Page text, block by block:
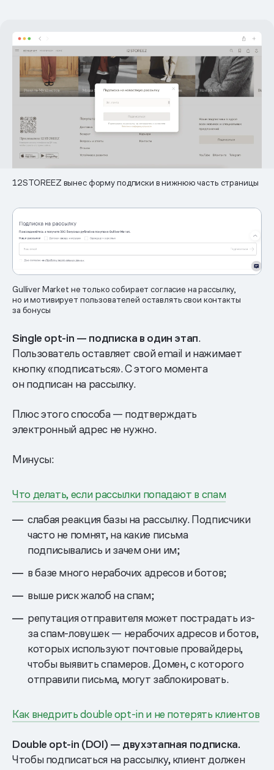
12STOREEZ вынес форму подписки в нижнюю часть страницы
Gulliver Market не только собирает согласие на рассылку,
но и мотивирует пользователей оставлять свои контакты
за бонусы
Single opt-in — подписка в один этап.
Пользователь оставляет свой email и нажимает
кнопку «подписаться». С этого момента
он подписан на рассылку.
Плюс этого способа — подтверждать
электронный адрес не нужно.
Минусы:
Что делать, если рассылки попадают в спам
слабая реакция базы на рассылку. Подписчики
часто не помнят, на какие письма
подписывались и зачем они им;
в базе много нерабочих адресов и ботов;
выше риск жалоб на спам;
репутация отправителя может пострадать из-
за спам-ловушек — нерабочих адресов и ботов,
которых используют почтовые провайдеры,
чтобы выявить спамеров. Домен, с которого
отправили письма, могут заблокировать.
Как внедрить double opt-in и не потерять клиентов
Double opt-in (DOI) — двухэтапная подписка.
Чтобы подписаться на рассылку, клиент должен